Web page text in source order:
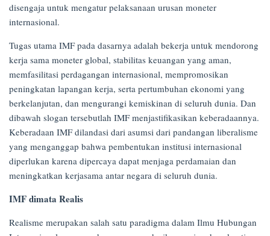
disengaja untuk mengatur pelaksanaan urusan moneter
internasional.
Tugas utama IMF pada dasarnya adalah bekerja untuk mendorong
kerja sama moneter global, stabilitas keuangan yang aman,
memfasilitasi perdagangan internasional, mempromosikan
peningkatan lapangan kerja, serta pertumbuhan ekonomi yang
berkelanjutan, dan mengurangi kemiskinan di seluruh dunia. Dan
dibawah slogan tersebutlah IMF menjastifikasikan keberadaannya.
Keberadaan IMF dilandasi dari asumsi dari pandangan liberalisme
yang menganggap bahwa pembentukan institusi internasional
diperlukan karena dipercaya dapat menjaga perdamaian dan
meningkatkan kerjasama antar negara di seluruh dunia.
IMF dimata Realis
Realisme merupakan salah satu paradigma dalam Ilmu Hubungan